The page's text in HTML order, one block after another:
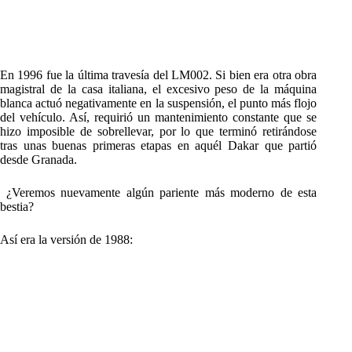
En 1996 fue la última travesía del LM002. Si bien era otra obra
magistral de la casa italiana, el excesivo peso de la máquina
blanca actuó negativamente en la suspensión, el punto más flojo
del vehículo. Así, requirió un mantenimiento constante que se
hizo imposible de sobrellevar, por lo que terminó retirándose
tras unas buenas primeras etapas en aquél Dakar que partió
desde Granada.
¿Veremos nuevamente algún pariente más moderno de esta
bestia?
Así era la versión de 1988: